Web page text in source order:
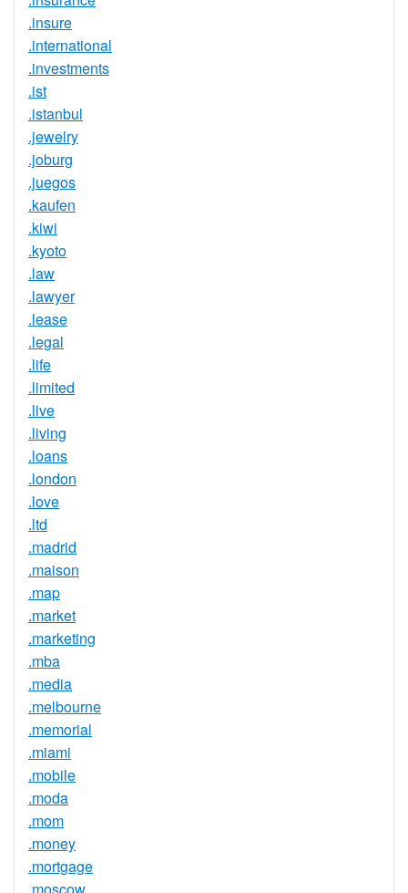
.insure
.international
.investments
.ist
.istanbul
.jewelry
.joburg
.juegos
.kaufen
.kiwi
.kyoto
.law
.lawyer
.lease
.legal
.life
.limited
.live
.living
.loans
.london
.love
.ltd
.madrid
.maison
.map
.market
.marketing
.mba
.media
.melbourne
.memorial
.miami
.mobile
.moda
.mom
.money
.mortgage